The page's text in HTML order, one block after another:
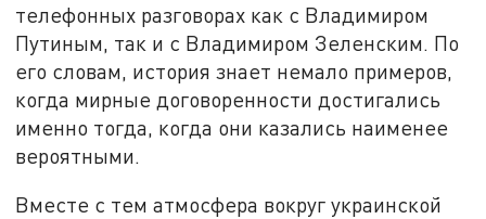
телефонных разговорах как с Владимиром
Путиным, так и с Владимиром Зеленским. По
его словам, история знает немало примеров,
когда мирные договоренности достигались
именно тогда, когда они казались наименее
вероятными.
Вместе с тем атмосфера вокруг украинской